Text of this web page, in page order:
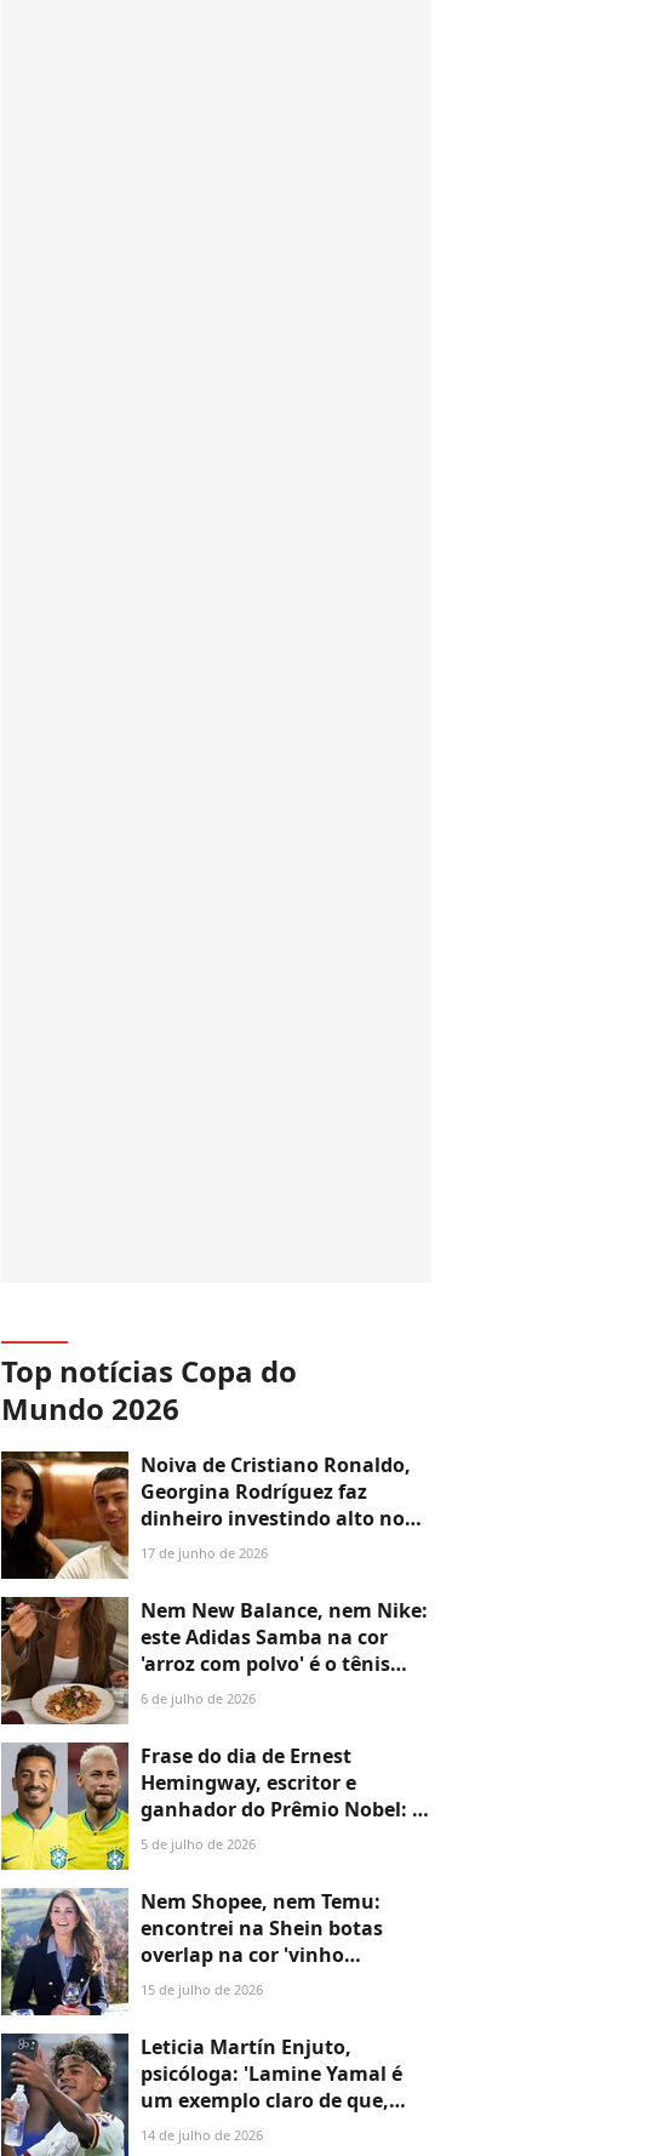
Top notícias Copa do
Mundo 2026
Noiva de Cristiano Ronaldo,
Georgina Rodríguez faz
dinheiro investindo alto no
luxo: comprou uma joia
região exclusiva da Espanha e
tem novo negócio que
envolve mansões
17 de junho de 2026
Nem New Balance, nem Nike:
este Adidas Samba na cor
'arroz com polvo' é o tênis
mais estiloso e confortável;
inverno com calça cotelê
6 de julho de 2026
Frase do dia de Ernest
Hemingway, escritor e
ganhador do Prêmio Nobel: 'A
felicidade nas pessoas
rara que conheço'
5 de julho de 2026
Nem Shopee, nem Temu:
encontrei na Shein botas
overlap na cor 'vinho
Cabernet Sauvignon
toque fashion chique nos
meus looks de inverno
15 de julho de 2026
Leticia Martín Enjuto,
psicóloga: 'Lamine Yamal é
um exemplo claro de que,
quando abraçamos nossas
14 de julho de 2026